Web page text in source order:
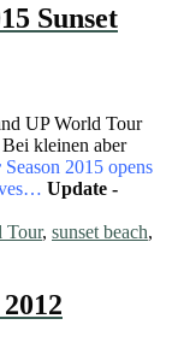
Sunset
UP World Tour
kleinen aber
Season 2015 opens
Update -
Tour, sunset beach,